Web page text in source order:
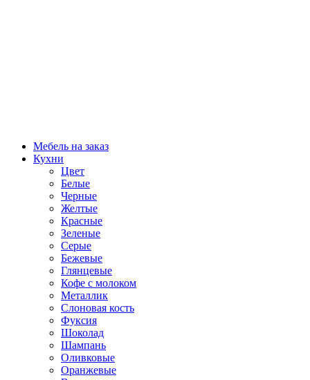
Мебель на заказ
Кухни
Цвет
Белые
Черные
Желтые
Красные
Зеленые
Серые
Бежевые
Глянцевые
Кофе с молоком
Металлик
Слоновая кость
Фуксия
Шоколад
Шампань
Оливковые
Оранжевые